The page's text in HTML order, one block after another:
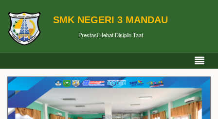
SMK NEGERI 3 MANDAU
Prestasi Hebat Disiplin Taat